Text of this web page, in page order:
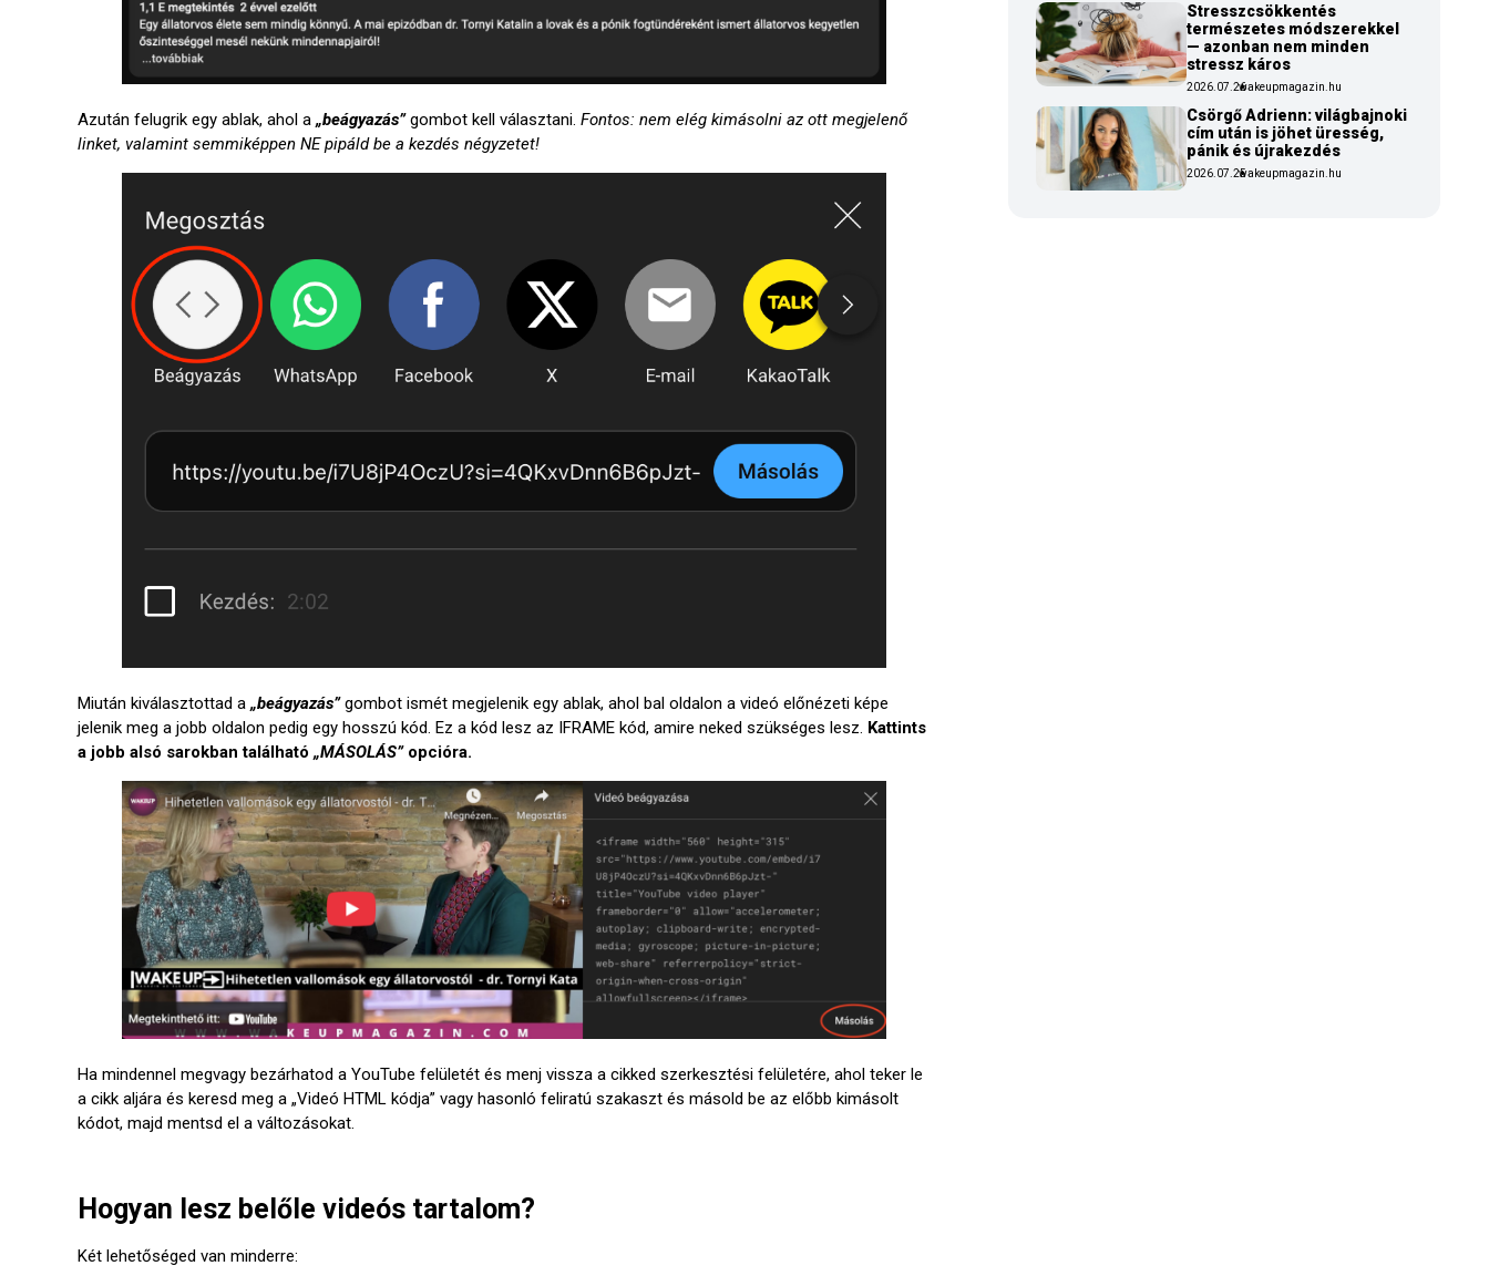
Azután felugrik egy ablak, ahol a „beágyazás”gombot kell választani. Fontos: nem elég kimásolni az ott megjelenő
linket, valamint semmiképpen NE pipáld be a kezdés négyzetet!
Miután kiválasztottad a „beágyazás”gombot ismét megjelenik egy ablak, ahol bal oldalon a videó előnézeti képe
jelenik meg a jobb oldalon pedig egy hosszú kód. Ez a kód lesz az IFRAME kód, amire neked szükséges lesz. Kattints
a jobb alsó sarokban található „MÁSOLÁS” opcióra.
Ha mindennel megvagy bezárhatod a YouTube felületét és menj vissza a cikked szerkesztési felületére, ahol teker le
a cikk aljára és keresd meg a „Videó HTML kódja” vagy hasonló feliratú szakaszt és másold be az előbb kimásolt
kódot, majd mentsd el a változásokat.
Hogyan lesz belőle videós tartalom?
Két lehetőséged van minderre:
Stresszcsökkentés
természetes módszerekkel
— azonban nem minden
stressz káros
2026.07.26wakeupmagazin.hu
Csörgő Adrienn: világbajnoki
cím után is jöhet üresség,
pánik és újrakezdés
2026.07.25wakeupmagazin.hu